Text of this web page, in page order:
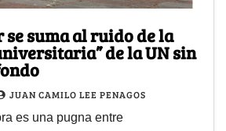
se suma al ruido de la
de la UN sin
JUAN CAMILO LEE PENAGOS
es una pugna entre